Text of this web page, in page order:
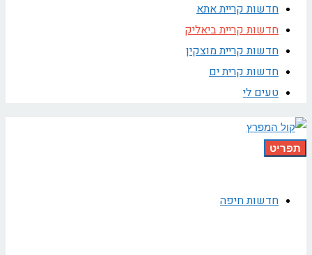
חדשות קריית אתא
חדשות קריית ביאליק
חדשות קריית מוצקין
חדשות קרית ים
טעים לי
תפריט
חדשות חיפה